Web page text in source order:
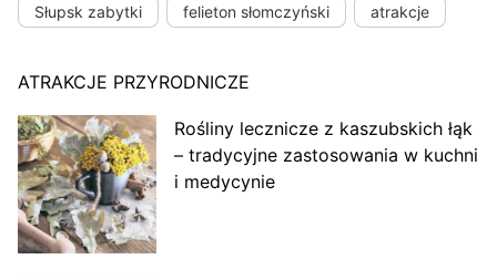
Słupsk zabytki felieton słomczyński atrakcje
ATRAKCJE PRZYRODNICZE
Rośliny lecznicze z kaszubskich łąk
– tradycyjne zastosowania w kuchni
i medycynie